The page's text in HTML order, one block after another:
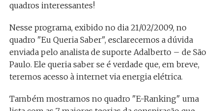
quadros interessantes!
Nesse programa, exibido no dia 21/02/2009, no
quadro "Eu Queria Saber", esclarecemos a dúvida
enviada pelo analista de suporte Adalberto – de São
Paulo. Ele queria saber se é verdade que, em breve,
teremos acesso à internet via energia elétrica.
Também mostramos no quadro "E-Ranking" uma